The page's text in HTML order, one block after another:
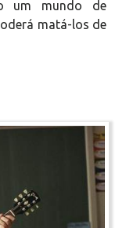
um mundo de
matá-los de